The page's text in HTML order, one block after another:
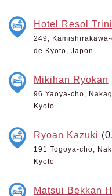
Hotel Resol
249,
de Kyoto, Japon
Mikihan Ryokan
96 Yaoya-cho,
Kyoto
Ryoan Kazuki
191 Togoya-cho,
Kyoto
Matsui Bekkan